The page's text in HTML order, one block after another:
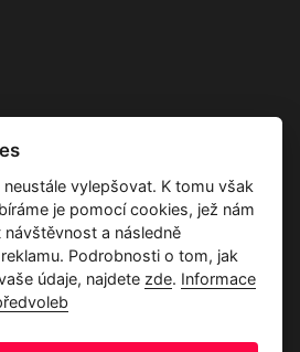
vylepšovat. K tomu však
je pomocí cookies, jež nám
a následně
Podrobnosti o tom, jak
údaje, najdete zde. Informace